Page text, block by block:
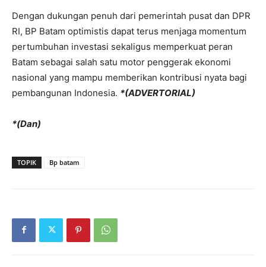
Dengan dukungan penuh dari pemerintah pusat dan DPR
RI, BP Batam optimistis dapat terus menjaga momentum
pertumbuhan investasi sekaligus memperkuat peran
Batam sebagai salah satu motor penggerak ekonomi
nasional yang mampu memberikan kontribusi nyata bagi
pembangunan Indonesia. *(ADVERTORIAL)
*(Dan)
TOPIK Bp batam